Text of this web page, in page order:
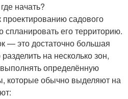
начать?
садового
спланировать его территорию.
— это достаточно большая
на несколько зон,
определённую
которые обычно выделяют на